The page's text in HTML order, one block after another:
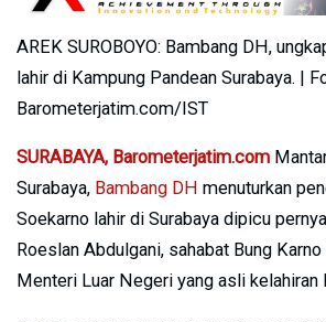
AREK SUROBOYO: Bambang DH,
lahir di Kampung Pandean Surabaya. |
Barometerjatim.com/IST
SURABAYA, Barometerjatim.com
Surabaya, Bambang DH menuturkan
Soekarno lahir di Surabaya dipicu
Roeslan Abdulgani, sahabat Bung
Menteri Luar Negeri yang asli kelahiran